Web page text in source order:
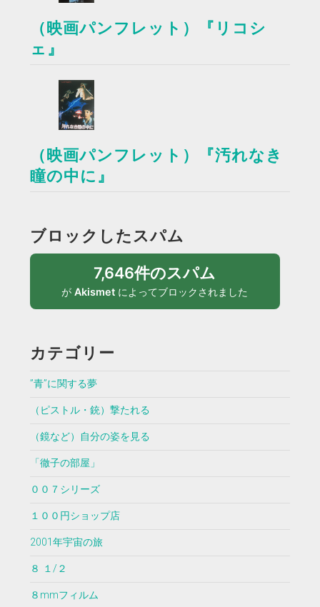
（映画パンフレット）『リコシ
ェ』
（映画パンフレット）『汚れなき
瞳の中に』
ブロックしたスパム
7,646件のスパム
がAkismet によってブロックされました
カテゴリー
”青”に関する夢
（ピストル・銃）撃たれる
（鏡など）自分の姿を見る
「徹子の部屋」
００７シリーズ
１００円ショップ店
2001年宇宙の旅
８ １/２
８mmフィルム